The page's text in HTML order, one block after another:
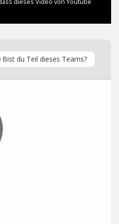
Bist du Teil dieses Teams?